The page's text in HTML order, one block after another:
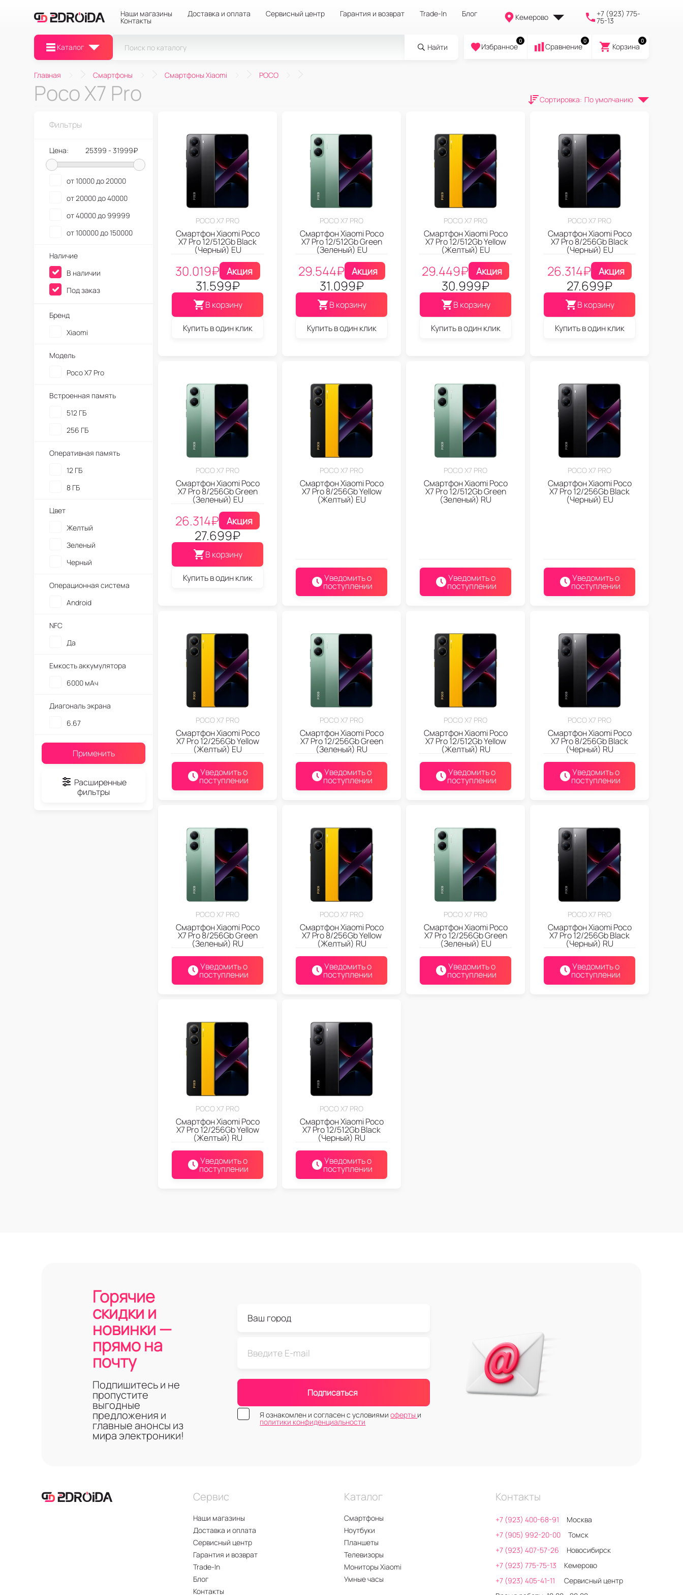
Наши магазины Доставка и оплата Сервисный центр Гарантия и возврат Trade-In Блог
Контакты Кемерово +7 (923) 775-
75-13
Каталог Найти
0
Избранное
0
Cравнение
0
Корзина
Главная Смартфоны Смартфоны Xiaomi POCO
Poco X7 Pro Сортировка: По умолчанию
POCO X7 PRO
Смартфон Xiaomi Poco
X7 Pro 12/512Gb Black
(Черный) EU
30.019₽ Акция
31.599₽
В корзину
Купить в один клик
POCO X7 PRO
Смартфон Xiaomi Poco
X7 Pro 12/512Gb Green
(Зеленый) EU
29.544₽ Акция
31.099₽
В корзину
Купить в один клик
POCO X7 PRO
Смартфон Xiaomi Poco
X7 Pro 12/512Gb Yellow
(Желтый) EU
29.449₽ Акция
30.999₽
В корзину
Купить в один клик
POCO X7 PRO
Смартфон Xiaomi Poco
X7 Pro 8/256Gb Black
(Черный) EU
26.314₽ Акция
27.699₽
В корзину
Купить в один клик
POCO X7 PRO
Смартфон Xiaomi Poco
X7 Pro 8/256Gb Green
(Зеленый) EU
26.314₽ Акция
27.699₽
В корзину
Купить в один клик
POCO X7 PRO
Смартфон Xiaomi Poco
X7 Pro 8/256Gb Yellow
(Желтый) EU
Уведомить о
поступлении
POCO X7 PRO
Смартфон Xiaomi Poco
X7 Pro 12/512Gb Green
(Зеленый) RU
Уведомить о
поступлении
POCO X7 PRO
Смартфон Xiaomi Poco
X7 Pro 12/256Gb Black
(Черный) EU
Уведомить о
поступлении
POCO X7 PRO
Смартфон Xiaomi Poco
X7 Pro 12/256Gb Yellow
(Желтый) EU
Уведомить о
поступлении
POCO X7 PRO
Смартфон Xiaomi Poco
X7 Pro 12/256Gb Green
(Зеленый) RU
Уведомить о
поступлении
POCO X7 PRO
Смартфон Xiaomi Poco
X7 Pro 12/512Gb Yellow
(Желтый) RU
Уведомить о
поступлении
POCO X7 PRO
Смартфон Xiaomi Poco
X7 Pro 8/256Gb Black
(Черный) RU
Уведомить о
поступлении
POCO X7 PRO
Смартфон Xiaomi Poco
X7 Pro 8/256Gb Green
(Зеленый) RU
Уведомить о
поступлении
POCO X7 PRO
Смартфон Xiaomi Poco
X7 Pro 8/256Gb Yellow
(Желтый) RU
Уведомить о
поступлении
POCO X7 PRO
Смартфон Xiaomi Poco
X7 Pro 12/256Gb Green
(Зеленый) EU
Уведомить о
поступлении
POCO X7 PRO
Смартфон Xiaomi Poco
X7 Pro 12/256Gb Black
(Черный) RU
Уведомить о
поступлении
POCO X7 PRO
Смартфон Xiaomi Poco
X7 Pro 12/256Gb Yellow
(Желтый) RU
Уведомить о
поступлении
POCO X7 PRO
Смартфон Xiaomi Poco
X7 Pro 12/512Gb Black
(Черный) RU
Уведомить о
поступлении
Фильтры
Цена: 25399 - 31999₽
от 10000 до 20000
от 20000 до 40000
от 40000 до 99999
от 100000 до 150000
Наличие
В наличии
Под заказ
Бренд
Xiaomi
Модель
Poco X7 Pro
Встроенная память
512 ГБ
256 ГБ
Оперативная память
12 ГБ
8 ГБ
Цвет
Желтый
Зеленый
Черный
Операционная система
Android
NFC
Да
Емкость аккумулятора
6000 мАч
Диагональ экрана
6.67
Применить
Расширенные
фильтры
Горячие
скидки и
новинки —
прямо на
почту
Подпишитесь и не
пропустите
выгодные
предложения и
главные анонсы из
мира электроники!
Подписаться
Я ознакомлен и согласен с условиямиоферты и
политики конфиденциальности
Сервис
Наши магазины
Доставка и оплата
Сервисный центр
Гарантия и возврат
Trade-In
Блог
Контакты
Каталог
Смартфоны
Ноутбуки
Планшеты
Телевизоры
Мониторы Xiaomi
Умные часы
Контакты
+7 (923) 400-68-91
Москва
+7 (905) 992-20-00
Томск
+7 (923) 407-57-26
Новосибирск
+7 (923) 775-75-13
Кемерово
+7 (923) 405-41-11
Сервисный центр